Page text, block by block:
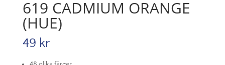
619 CADMIUM ORANGE
(HUE)
49 kr